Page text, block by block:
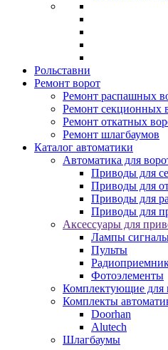
Рольставни
Ремонт ворот
Ремонт распашных
Ремонт секционных
Ремонт откатных
Ремонт шлагбаумов
Каталог автоматики
Автоматика для
Приводы для
Приводы для
Приводы для
Приводы для
Аксессуары для
Лампы
Пульты
Фотоэлементы
Комплектующие для
Комплекты
Doorhan
Alutech
Шлагбаумы